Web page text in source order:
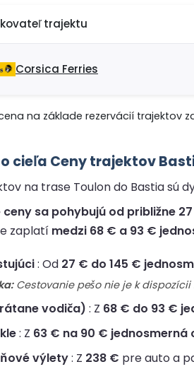
trajektu
Corsica Ferries
na základe rezervácií trajektov
cieľa Ceny trajektov
na trase Toulon do Bastia sú
ceny sa pohybujú od približne
zaplatí medzi 68 € a 93 €
: Od 27 € do 145 €
Cestovanie pešo nie je k
vodiča) : Z 68 € do 93 €
: Z 63 € na 90 € jednosmerná
výlety: Z 238 € pre auto a